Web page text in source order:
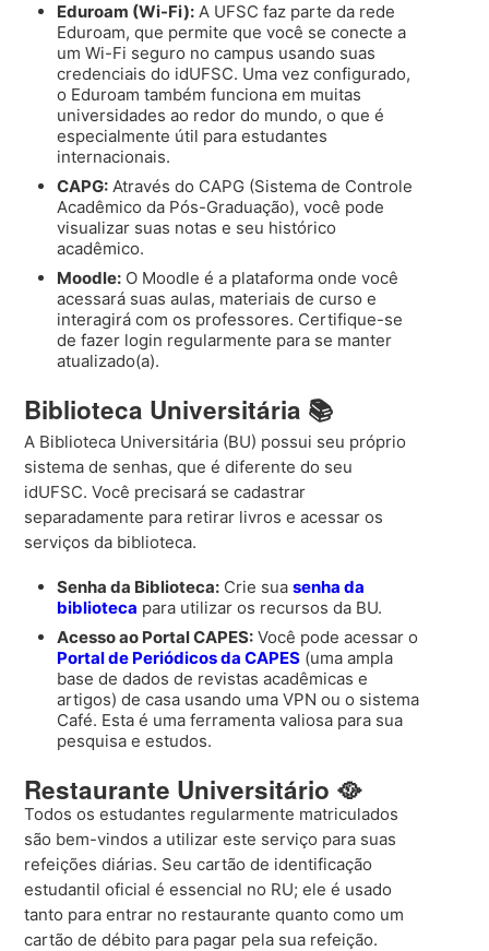
Eduroam (Wi-Fi): A UFSC faz parte da rede
Eduroam, que permite que você se conecte a
um Wi-Fi seguro no campus usando suas
credenciais do idUFSC. Uma vez configurado,
o Eduroam também funciona em muitas
universidades ao redor do mundo, o que é
especialmente útil para estudantes
internacionais.
CAPG: Através do CAPG (Sistema de Controle
Acadêmico da Pós-Graduação), você pode
visualizar suas notas e seu histórico
acadêmico.
Moodle: O Moodle é a plataforma onde você
acessará suas aulas, materiais de curso e
interagirá com os professores. Certifique-se
de fazer login regularmente para se manter
atualizado(a).
Biblioteca Universitária 📚
A Biblioteca Universitária (BU) possui seu próprio
sistema de senhas, que é diferente do seu
idUFSC. Você precisará se cadastrar
separadamente para retirar livros e acessar os
serviços da biblioteca.
Senha da Biblioteca: Crie suasenha da
biblioteca para utilizar os recursos da BU.
Acesso ao Portal CAPES: Você pode acessar o
Portal de Periódicos da CAPES (uma ampla
base de dados de revistas acadêmicas e
artigos) de casa usando uma VPN ou o sistema
Café. Esta é uma ferramenta valiosa para sua
pesquisa e estudos.
Restaurante Universitário 🥘
Todos os estudantes regularmente matriculados
são bem-vindos a utilizar este serviço para suas
refeições diárias. Seu cartão de identificação
estudantil oficial é essencial no RU; ele é usado
tanto para entrar no restaurante quanto como um
cartão de débito para pagar pela sua refeição.